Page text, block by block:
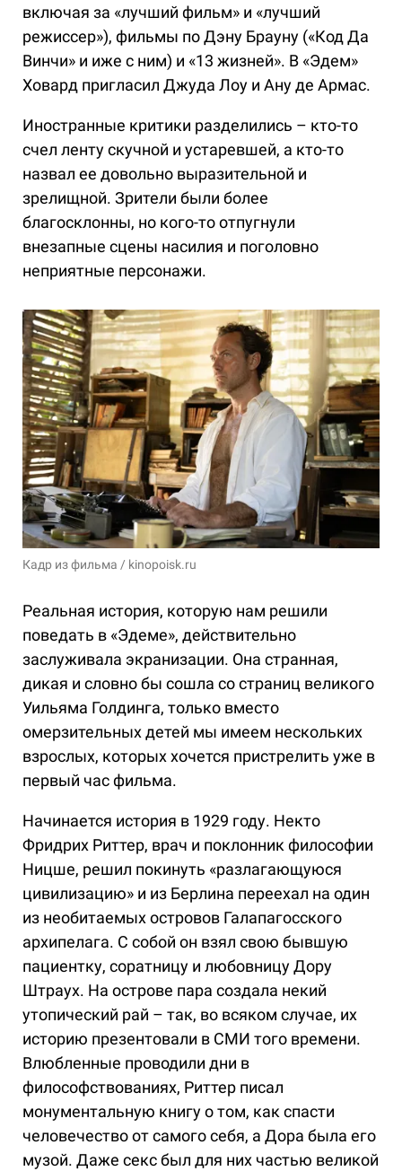
включая за «лучший фильм» и «лучший
режиссер»), фильмы по Дэну Брауну («Код Да
Винчи» и иже с ним) и «13 жизней». В «Эдем»
Ховард пригласил Джуда Лоу и Ану де Армас.
Иностранные критики разделились – кто-то
счел ленту скучной и устаревшей, а кто-то
назвал ее довольно выразительной и
зрелищной. Зрители были более
благосклонны, но кого-то отпугнули
внезапные сцены насилия и поголовно
неприятные персонажи.
Кадр из фильма / kinopoisk.ru
Реальная история, которую нам решили
поведать в «Эдеме», действительно
заслуживала экранизации. Она странная,
дикая и словно бы сошла со страниц великого
Уильяма Голдинга, только вместо
омерзительных детей мы имеем нескольких
взрослых, которых хочется пристрелить уже в
первый час фильма.
Начинается история в 1929 году. Некто
Фридрих Риттер, врач и поклонник философии
Ницше, решил покинуть «разлагающуюся
цивилизацию» и из Берлина переехал на один
из необитаемых островов Галапагосского
архипелага. С собой он взял свою бывшую
пациентку, соратницу и любовницу Дору
Штраух. На острове пара создала некий
утопический рай – так, во всяком случае, их
историю презентовали в СМИ того времени.
Влюбленные проводили дни в
философствованиях, Риттер писал
монументальную книгу о том, как спасти
человечество от самого себя, а Дора была его
музой. Даже секс был для них частью великой